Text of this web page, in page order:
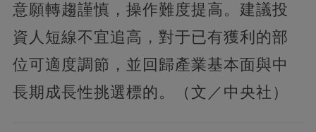
意願轉趨謹慎，操作難度提高。建議投
資人短線不宜追高，對于已有獲利的部
位可適度調節，並回歸產業基本面與中
長期成長性挑選標的。（文／中央社）